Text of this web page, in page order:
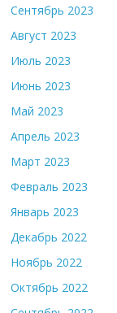
Сентябрь 2023
Август 2023
Июль 2023
Июнь 2023
Май 2023
Апрель 2023
Март 2023
Февраль 2023
Январь 2023
Декабрь 2022
Ноябрь 2022
Октябрь 2022